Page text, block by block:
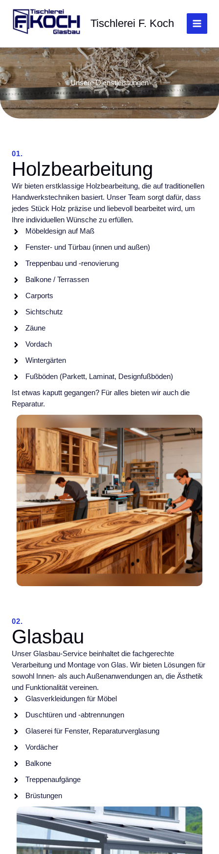
Inhalt
springen
Tischlerei F. Koch
Unsere Dienstleistungen
01.
Holzbearbeitung
Wir bieten erstklassige Holzbearbeitung, die auf traditionellen
Handwerkstechniken basiert. Unser Team sorgt dafür, dass
jedes Stück Holz präzise und liebevoll bearbeitet wird, um
Ihre individuellen Wünsche zu erfüllen.
Möbeldesign auf Maß
Fenster- und Türbau (innen und außen)
Treppenbau und -renovierung
Balkone / Terrassen
Carports
Sichtschutz
Zäune
Vordach
Wintergärten
Fußböden (Parkett, Laminat, Designfußböden)
Ist etwas kaputt gegangen? Für alles bieten wir auch die
Reparatur.
02.
Glasbau
Unser Glasbau-Service beinhaltet die fachgerechte
Verarbeitung und Montage von Glas. Wir bieten Lösungen für
sowohl Innen- als auch Außenanwendungen an, die Ästhetik
und Funktionalität vereinen.
Glasverkleidungen für Möbel
Duschtüren und -abtrennungen
Glaserei für Fenster, Reparaturverglasung
Vordächer
Balkone
Treppenaufgänge
Brüstungen